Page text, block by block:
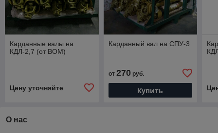
Карданные валы на
КДЛ-2,7 (от ВОМ)
Цену уточняйте
Карданный вал на СПУ-3
от 270руб.
Купить
О нас